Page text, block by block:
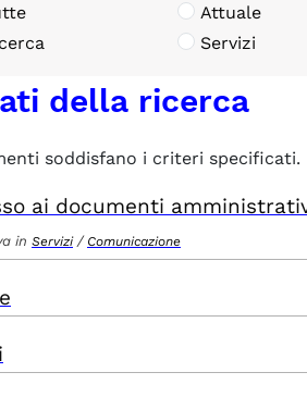
Attuale
Servizi
della ricerca
soddisfano i criteri specificati.
ai documenti
in Servizi / Comunicazione